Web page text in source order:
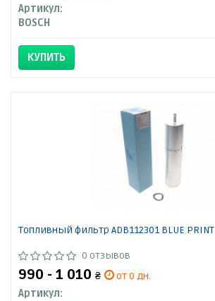
Артикул:
BOSCH
КУПИТЬ
Топливный фильтр ADB112301 BLUE PRINT
0 отзывов
990 - 1 010 ₴
от 0 дн.
Артикул: